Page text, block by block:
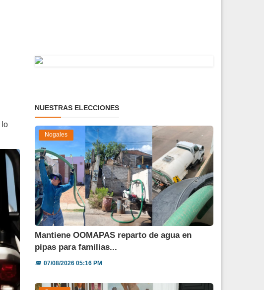
lo
NUESTRAS ELECCIONES
Nogales
Mantiene OOMAPAS reparto de agua en
pipas para familias...
📅07/08/2026 05:16 PM